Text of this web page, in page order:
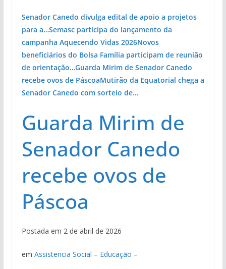
Senador Canedo divulga edital de apoio a projetos
para a…Semasc participa do lançamento da
campanha Aquecendo Vidas 2026Novos
beneficiários do Bolsa Família participam de reunião
de orientação…Guarda Mirim de Senador Canedo
recebe ovos de PáscoaMutirão da Equatorial chega a
Senador Canedo com sorteio de…
Guarda Mirim de
Senador Canedo
recebe ovos de
Páscoa
Postada em 2 de abril de 2026
em Assistencia Social – Educação –